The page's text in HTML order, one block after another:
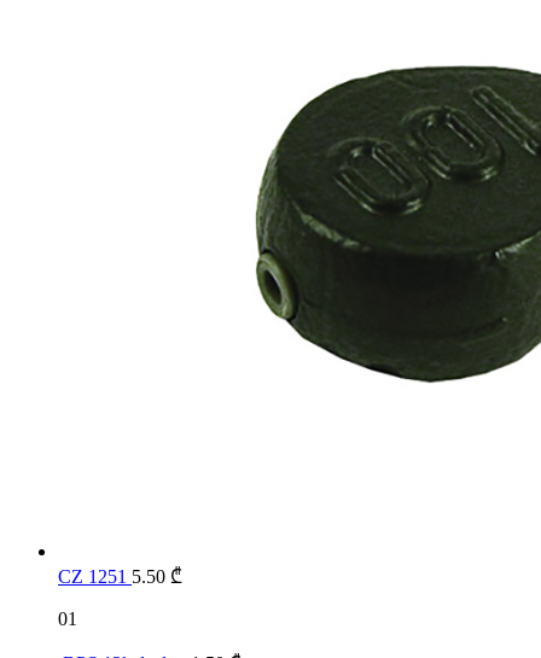
CZ 1251 5.50 ₾
01